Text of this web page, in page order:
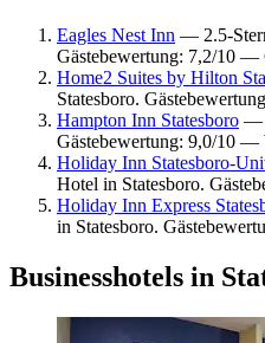
Eagles Nest Inn — 2.5-
Gästebewertung: 7,2/10 —
Home2 Suites by Hilton
Statesboro.
Hampton Inn Statesboro —
Gästebewertung: 9,0/10 —
Holiday Inn Statesboro-
Hotel in Statesboro.
Holiday Inn Express
in Statesboro.
Businesshotels in